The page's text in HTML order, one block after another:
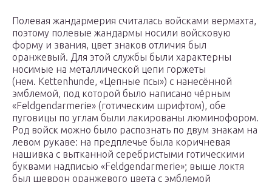
Полевая жандармерия считалась войсками вермахта,
поэтому полевые жандармы носили войсковую
форму и звания, цвет знаков отличия был
оранжевый. Для этой службы были характерны
носимые на металлической цепи горжеты
(нем. Kettenhunde, «Цепные псы») с нанесённой
эмблемой, под которой было написано чёрным
«Feldgendarmerie» (готическим шрифтом), обе
пуговицы по углам были лакированы люминофором.
Род войск можно было распознать по двум знакам на
левом рукаве: на предплечье была коричневая
нашивка с вытканной серебристыми готическими
буквами надписью «Feldgendarmerie»; выше локтя
был шеврон оранжевого цвета с эмблемой